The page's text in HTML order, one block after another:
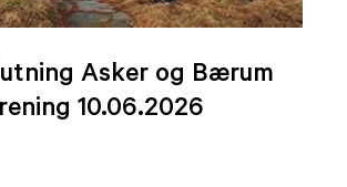
Asker og Bærum
10.06.2026